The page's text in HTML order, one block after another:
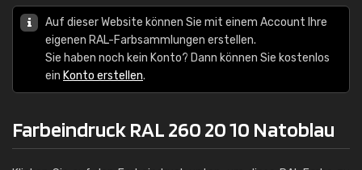
Auf dieser Website können Sie mit einem Account Ihre
eigenen RAL-Farbsammlungen erstellen.
Sie haben noch kein Konto? Dann können Sie kostenlos
ein Konto erstellen.
Farbeindruck RAL 260 20 10 Natoblau